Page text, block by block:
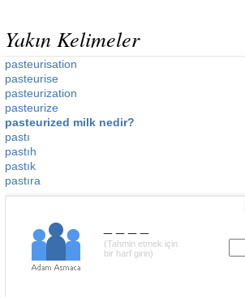
Yakın Kelimeler
pasteurisation
pasteurise
pasteurization
pasteurize
pasteurized milk nedir?
pastı
pastıh
pastık
pastıra
(Tahmin etmek için
bir harf girin)